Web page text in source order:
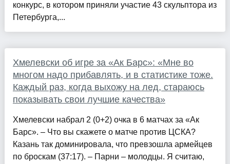
конкурс, в котором приняли участие 43 скульптора из
Петербурга,...
Хмелевски об игре за «Ак Барс»: «Мне во
многом надо прибавлять, и в статистике тоже.
Каждый раз, когда выхожу на лед, стараюсь
показывать свои лучшие качества»
Хмелевски набрал 2 (0+2) очка в 6 матчах за «Ак
Барс». – Что вы скажете о матче против ЦСКА?
Казань так доминировала, что превзошла армейцев
по броскам (37:17). – Парни – молодцы. Я считаю,